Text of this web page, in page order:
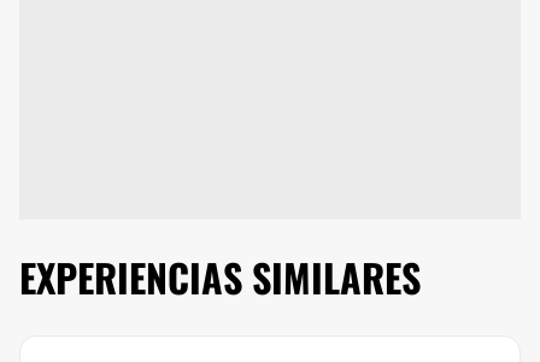
EXPERIENCIAS SIMILARES